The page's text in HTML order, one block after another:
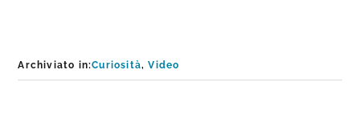
Archiviato in:Curiosità,Video